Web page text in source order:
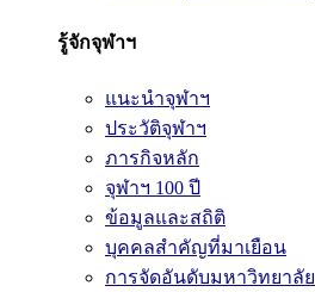
รู้จักจุฬาฯ
แนะนำจุฬาฯ
ประวัติจุฬาฯ
ภารกิจหลัก
จุฬาฯ 100 ปี
ข้อมูลและสถิติ
บุคคลสำคัญที่มาเยือน
การจัดอันดับมหาวิทยาลัย